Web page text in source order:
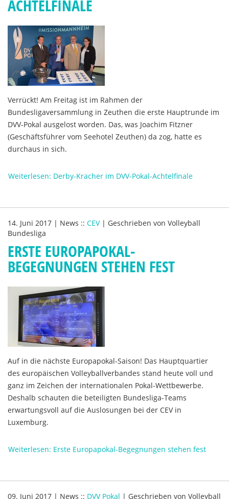
ACHTELFINALE
Verrückt! Am Freitag ist im Rahmen der
Bundesligaversammlung in Zeuthen die erste Hauptrunde im
DVV-Pokal ausgelost worden. Das, was Joachim Fitzner
(Geschäftsführer vom Seehotel Zeuthen) da zog, hatte es
durchaus in sich.
Weiterlesen: Derby-Kracher im DVV-Pokal-Achtelfinale
14. Juni 2017 | News :: CEV | Geschrieben von Volleyball
Bundesliga
ERSTE EUROPAPOKAL-
BEGEGNUNGEN STEHEN FEST
Auf in die nächste Europapokal-Saison! Das Hauptquartier
des europäischen Volleyballverbandes stand heute voll und
ganz im Zeichen der internationalen Pokal-Wettbewerbe.
Deshalb schauten die beteiligten Bundesliga-Teams
erwartungsvoll auf die Auslosungen bei der CEV in
Luxemburg.
Weiterlesen: Erste Europapokal-Begegnungen stehen fest
09. Juni 2017 | News :: DVV Pokal | Geschrieben von Volleyball